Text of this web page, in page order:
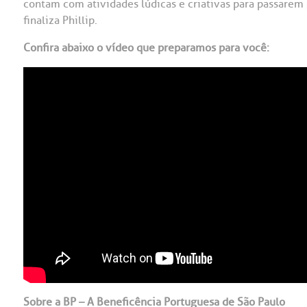
contam com atividades lúdicas e criativas para
finaliza Phillip.
Confira abaixo o vídeo que preparamos para você:
Sobre a BP – A Beneficência Portuguesa de São Paulo